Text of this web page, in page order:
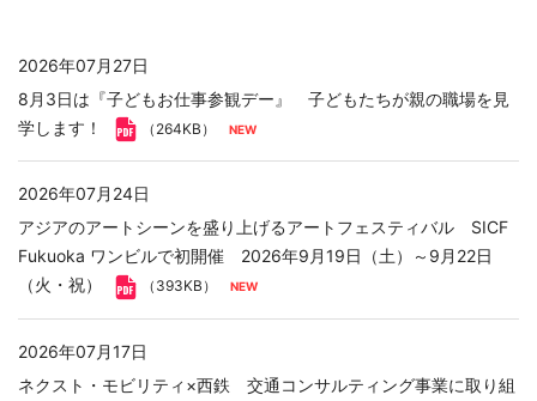
2026年07月27日
8月3日は『子どもお仕事参観デー』 子どもたちが親の職場を見
学します！
（264KB）
2026年07月24日
アジアのアートシーンを盛り上げるアートフェスティバル SICF
Fukuoka ワンビルで初開催 2026年9月19日（土）～9月22日
（火・祝）
（393KB）
2026年07月17日
ネクスト・モビリティ×西鉄 交通コンサルティング事業に取り組